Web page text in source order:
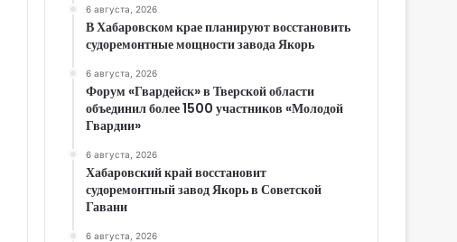
6 августа, 2026
В Хабаровском крае планируют восстановить
судоремонтные мощности завода Якорь
6 августа, 2026
Форум «Гвардейск» в Тверской области
объединил более 1500 участников «Молодой
Гвардии»
6 августа, 2026
Хабаровский край восстановит
судоремонтный завод Якорь в Советской
Гавани
6 августа, 2026